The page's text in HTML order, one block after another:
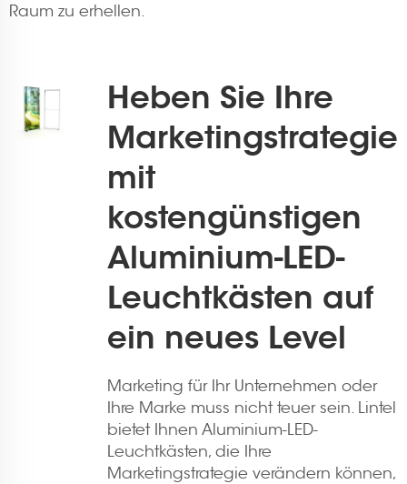
Raum zu erhellen.
Heben Sie Ihre
Marketingstrategie
mit
kostengünstigen
Aluminium-LED-
Leuchtkästen auf
ein neues Level
Marketing für Ihr Unternehmen oder
Ihre Marke muss nicht teuer sein. Lintel
bietet Ihnen Aluminium-LED-
Leuchtkästen, die Ihre
Marketingstrategie verändern können,